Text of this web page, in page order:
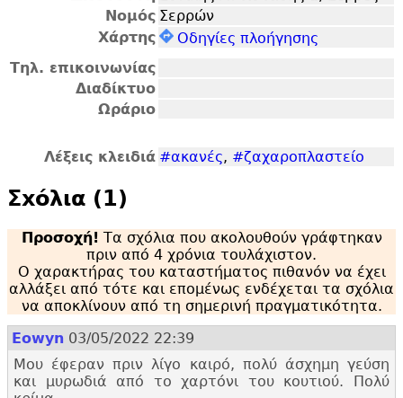
Νομός Σερρών
Χάρτης
Οδηγίες πλοήγησης
Τηλ. επικοινωνίας
Διαδίκτυο
Ωράριο
Λέξεις κλειδιά #ακανές, #ζαχαροπλαστείο
Σxόλια (1)
Προσοχή! Τα σχόλια που ακολουθούν γράφτηκαν
πριν από 4 χρόνια τουλάχιστον.
Ο χαρακτήρας του καταστήματος πιθανόν να έχει
αλλάξει από τότε και επομένως ενδέχεται τα σχόλια
να αποκλίνουν από τη σημερινή πραγματικότητα.
Eowyn 03/05/2022 22:39
Μου έφεραν πριν λίγο καιρό, πολύ άσχημη γεύση
και μυρωδιά από το χαρτόνι του κουτιού. Πολύ